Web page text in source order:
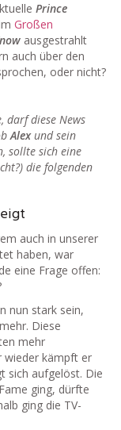
Prince
Großen
ausgestrahlt
auch über den
oder nicht?
darf diese News
Alexund sein
sollte sich eine
die folgenden
auch in unserer
haben, war
eine Frage offen:
nun stark sein,
Diese
mehr
wieder kämpft er
sich aufgelöst. Die
ging, dürfte
ging die TV-